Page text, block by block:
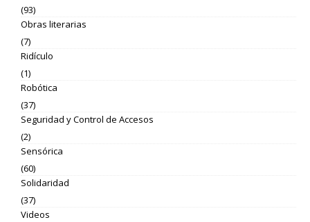
(93)
Obras literarias
(7)
Ridículo
(1)
Robótica
(37)
Seguridad y Control de Accesos
(2)
Sensórica
(60)
Solidaridad
(37)
Videos